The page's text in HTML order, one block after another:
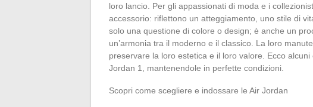
loro lancio. Per gli appassionati di moda e i
accessorio: riflettono un atteggiamento, uno stile di
solo una questione di colore o design; è anche un
un’armonia tra il moderno e il classico. La loro
preservare la loro estetica e il loro valore. Ecco
Jordan 1, mantenendole in perfette condizioni.
Scopri come scegliere e indossare le Air Jordan